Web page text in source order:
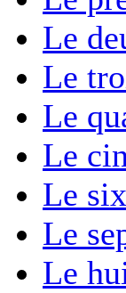
Le
Le
Le
Le
Le
Le
Le